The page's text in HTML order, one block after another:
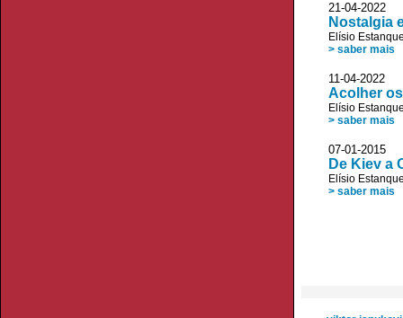
21-04-
Nostalgia
Elísio
> saber mais
11-04-
Acolher
Elísio
> saber mais
07-01-
De Kiev a
Elísio
> saber mais